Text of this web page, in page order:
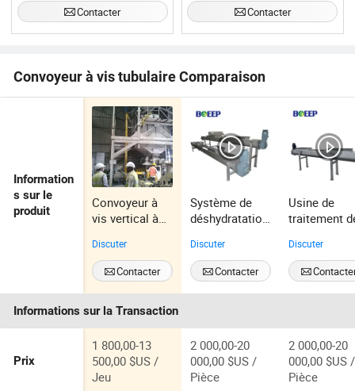
Contacter Contacter
Convoyeur à vis tubulaire Comparaison
Information
s sur le
produit
Convoyeur à
vis vertical à
pour poudre de
ciment
Discuter
Contacter
Système de
déshydratation
d'épuration
conventionnell
es Machine à
convoyeur de
Discuter
Contacter
Usine de
traitement
convoyeur
de transfert
Discuter
Informations sur la Transaction
Prix
1 800,00-13
500,00 $US /
Jeu
2 000,00-20
000,00 $US /
Pièce
2 000,00-20
000,00 $US /
Pièce